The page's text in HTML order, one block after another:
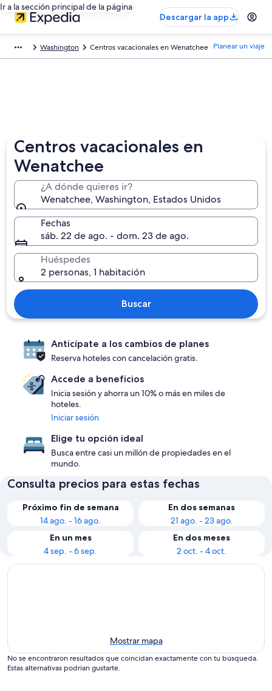
Ir a la sección principal de la página
Descargar la app
Washington Centros vacacionales en Wenatchee Planear un viaje
Centros vacacionales en
Wenatchee
¿A dónde quieres ir?
Wenatchee, Washington, Estados Unidos
Fechas
sáb. 22 de ago. - dom. 23 de ago.
Huéspedes
2 personas, 1 habitación
Buscar
Anticípate a los cambios de planes
Reserva hoteles con cancelación gratis.
Accede a beneficios
Inicia sesión y ahorra un 10% o más en miles de
hoteles.
Iniciar sesión
Elige tu opción ideal
Busca entre casi un millón de propiedades en el
mundo.
Consulta precios para estas fechas
Próximo fin de semana
14 ago. - 16 ago.
En dos semanas
21 ago. - 23 ago.
En un mes
4 sep. - 6 sep.
En dos meses
2 oct. - 4 oct.
Mostrar mapa
No se encontraron resultados que coincidan exactamente con tu búsqueda.
Estas alternativas podrían gustarte.